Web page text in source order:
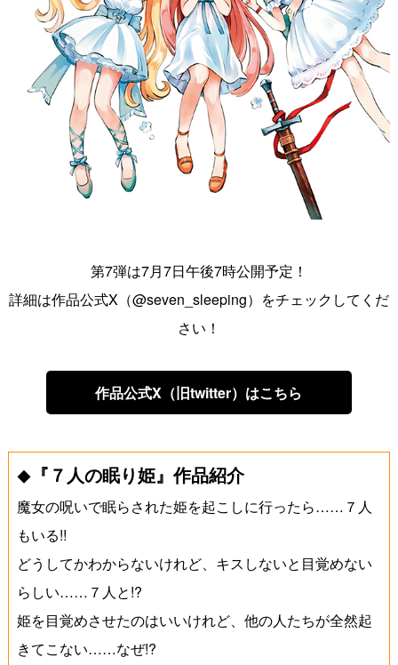
第7弾は7月7日午後7時公開予定！
詳細は作品公式X（@seven_sleeping）をチェックしてくだ
さい！
作品公式X（旧twitter）はこちら
◆『７人の眠り姫』作品紹介
魔女の呪いで眠らされた姫を起こしに行ったら……７人
もいる!!
どうしてかわからないけれど、キスしないと目覚めない
らしい……７人と!?
姫を目覚めさせたのはいいけれど、他の人たちが全然起
きてこない……なぜ!?